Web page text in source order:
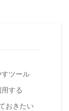
ツール
する
おきたい